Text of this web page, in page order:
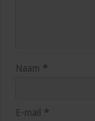
Naam *
E-mail *